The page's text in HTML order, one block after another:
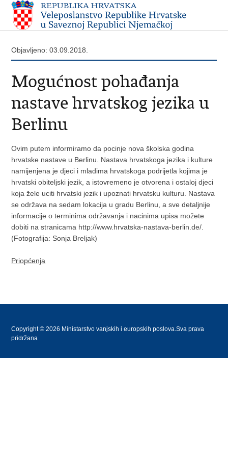
Objavljeno: 03.09.2018.
Mogućnost pohađanja
nastave hrvatskog jezika u
Berlinu
Ovim putem informiramo da pocinje nova školska godina
hrvatske nastave u Berlinu. Nastava hrvatskoga jezika i kulture
namijenjena je djeci i mladima hrvatskoga podrijetla kojima je
hrvatski obiteljski jezik, a istovremeno je otvorena i ostaloj djeci
koja žele uciti hrvatski jezik i upoznati hrvatsku kulturu. Nastava
se održava na sedam lokacija u gradu Berlinu, a sve detaljnije
informacije o terminima održavanja i nacinima upisa možete
dobiti na stranicama http://www.hrvatska-nastava-berlin.de/.
(Fotografija: Sonja Breljak)
Priopćenja
Copyright © 2026 Ministarstvo vanjskih i europskih poslova.Sva prava
pridržana